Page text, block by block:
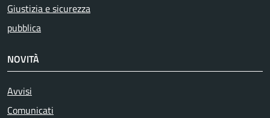
Giustizia e sicurezza
pubblica
NOVITÀ
Avvisi
Comunicati